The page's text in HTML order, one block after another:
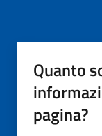
Quanto
pagina?